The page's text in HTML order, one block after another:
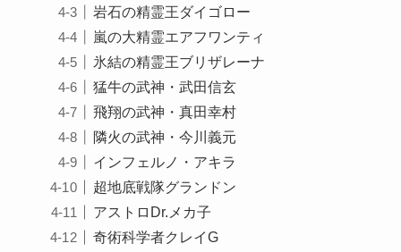
岩石の精霊王ダイゴロー
嵐の大精霊エアフワンティ
氷結の精霊王ブリザレーナ
猛牛の武神・武田信玄
飛翔の武神・真田幸村
隣火の武神・今川義元
インフェルノ・アキラ
超地底戦隊グランドン
アストロDr.メカ子
奇術科学者クレイG